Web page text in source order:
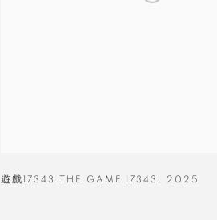
遊戲17343 THE GAME 17343 2025